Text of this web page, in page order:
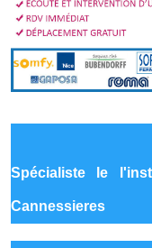
Spécialiste le
Cannessieres